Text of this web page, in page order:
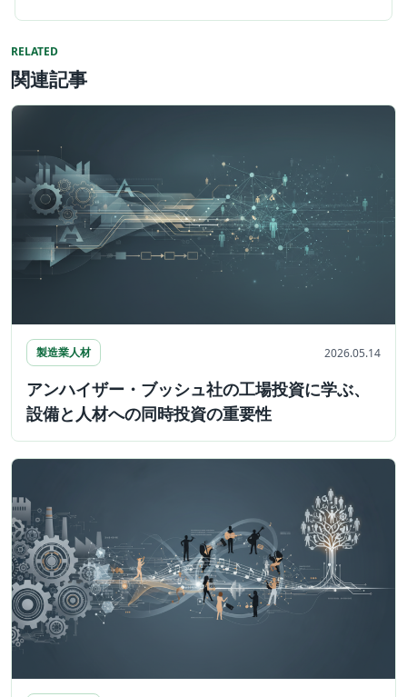
RELATED
関連記事
製造業人材 2026.05.14
アンハイザー・ブッシュ社の工場投資に学ぶ、
設備と人材への同時投資の重要性